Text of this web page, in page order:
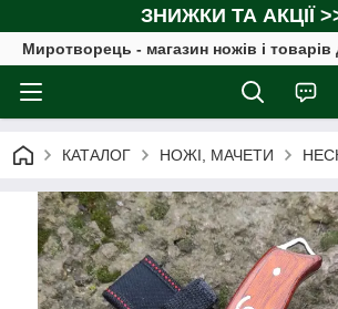
ЗНИЖКИ ТА АКЦІЇ
Миротворець - магазин ножів і
КАТАЛОГ НОЖІ, МАЧЕТИ